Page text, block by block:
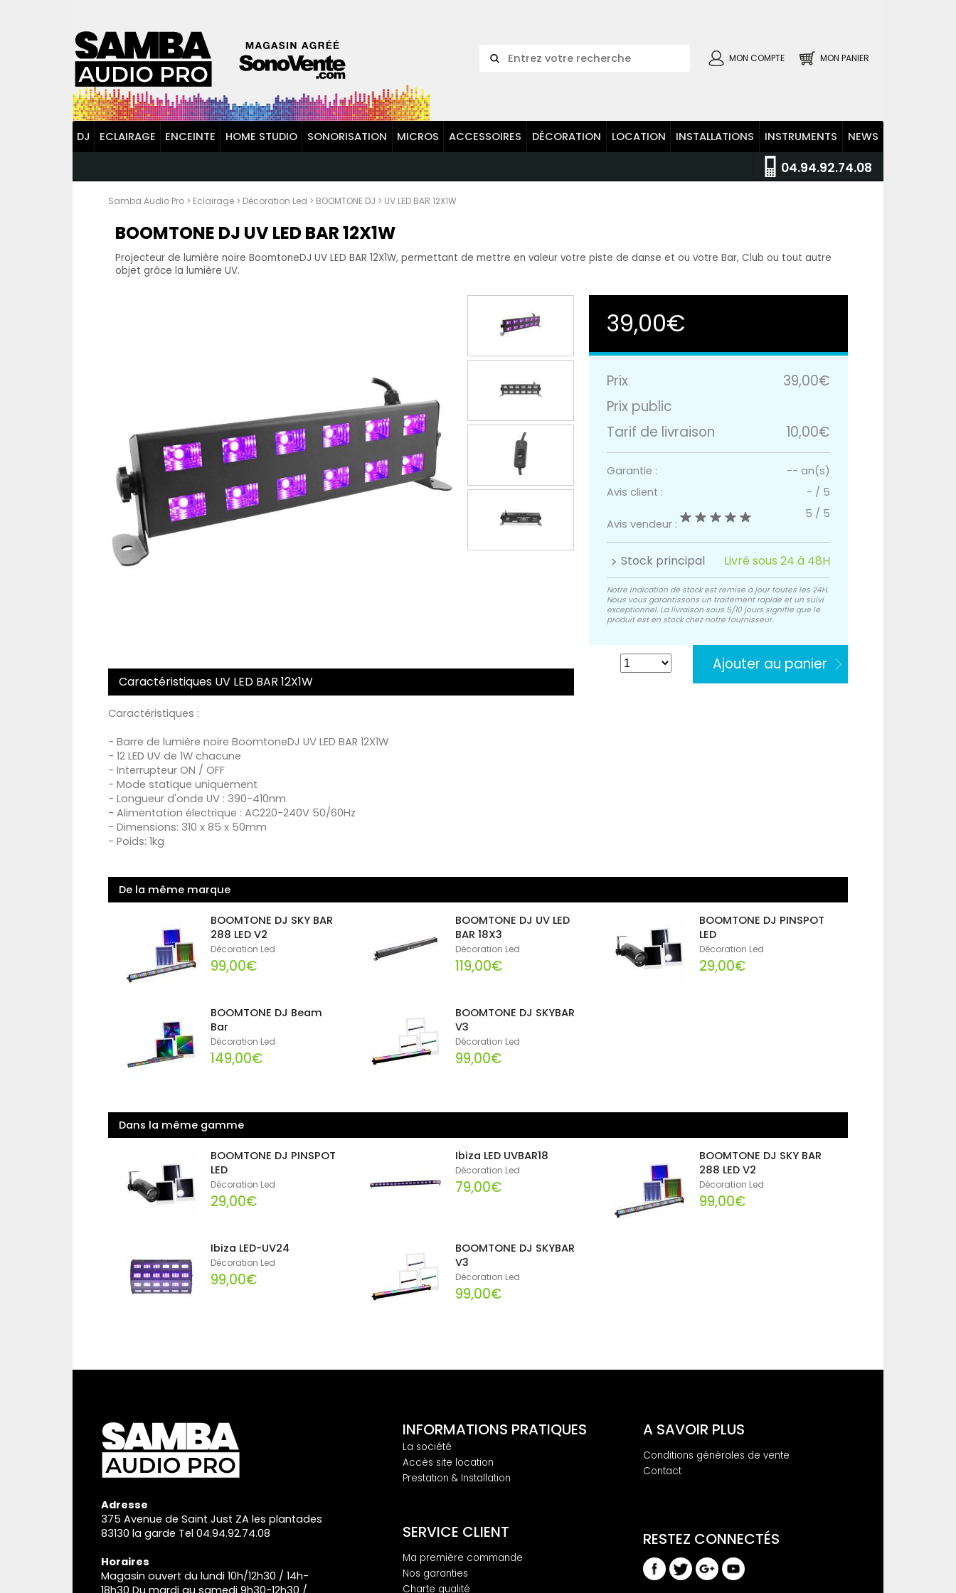
MON PANIER
MON COMPTE
DJ ECLAIRAGE ENCEINTE HOME STUDIO SONORISATION MICROS ACCESSOIRES DÉCORATION LOCATION INSTALLATIONS INSTRUMENTS NEWS
04.94.92.74.08
Samba Audio Pro > Eclairage > Décoration Led > BOOMTONE DJ > UV LED BAR 12X1W
BOOMTONE DJ UV LED BAR 12X1W
Projecteur de lumière noire BoomtoneDJ UV LED BAR 12X1W, permettant de mettre en valeur votre piste de danse et ou votre Bar, Club ou tout autre
objet grâce la lumière UV.
39,00€
Prix
39,00€
Prix public
Tarif de livraison
10,00€
Garantie :
-- an(s)
Avis client :
- / 5
Avis vendeur :
5 / 5
Stock principal Livré sous 24 à 48H
Notre indication de stock est remise à jour toutes les 24H.
Nous vous garantissons un traitement rapide et un suivi
exceptionnel. La livraison sous 5/10 jours signifie que le
produit est en stock chez notre fournisseur.
Ajouter au panier
Caractéristiques UV LED BAR 12X1W
Caractéristiques :
- Barre de lumière noire BoomtoneDJ UV LED BAR 12X1W
- 12 LED UV de 1W chacune
- Interrupteur ON / OFF
- Mode statique uniquement
- Longueur d'onde UV : 390-410nm
- Alimentation électrique : AC220-240V 50/60Hz
- Dimensions: 310 x 85 x 50mm
- Poids: 1kg
De la même marque
BOOMTONE DJ SKY BAR
288 LED V2
Décoration Led
99,00€
BOOMTONE DJ UV LED
BAR 18X3
Décoration Led
119,00€
BOOMTONE DJ PINSPOT
LED
Décoration Led
29,00€
BOOMTONE DJ Beam
Bar
Décoration Led
149,00€
BOOMTONE DJ SKYBAR
V3
Décoration Led
99,00€
Dans la même gamme
BOOMTONE DJ PINSPOT
LED
Décoration Led
29,00€
Ibiza LED UVBAR18
Décoration Led
79,00€
BOOMTONE DJ SKY BAR
288 LED V2
Décoration Led
99,00€
Ibiza LED-UV24
Décoration Led
99,00€
BOOMTONE DJ SKYBAR
V3
Décoration Led
99,00€
Adresse
375 Avenue de Saint Just ZA les plantades
83130 la garde Tel 04.94.92.74.08
Horaires
Magasin ouvert du lundi 10h/12h30 / 14h-
INFORMATIONS PRATIQUES
La société
Accès site location
Prestation & Installation
SERVICE CLIENT
Ma première commande
Nos garanties
Charte qualité
A SAVOIR PLUS
Conditions générales de vente
Contact